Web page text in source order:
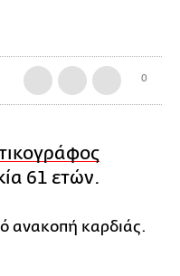
0
61 ετών.
ανακοπή καρδιάς.